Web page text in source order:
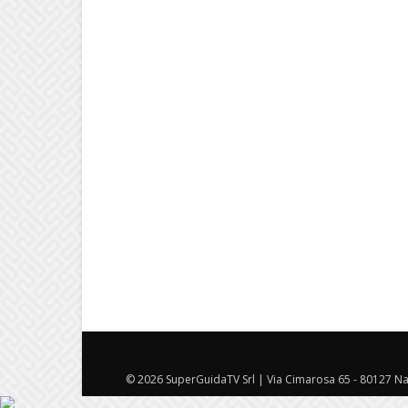
© 2026 SuperGuidaTV Srl | Via Cimarosa 65 - 80127